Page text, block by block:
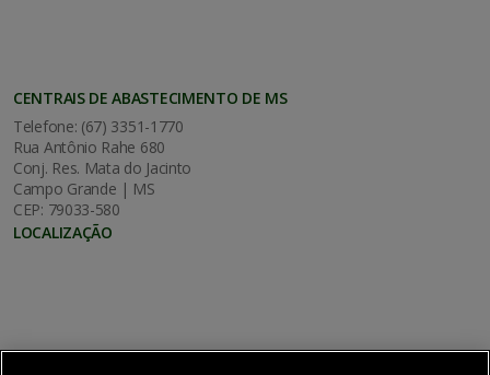
CENTRAIS DE ABASTECIMENTO DE MS
Telefone: (67) 3351-1770
Rua Antônio Rahe 680
Conj. Res. Mata do Jacinto
Campo Grande | MS
CEP: 79033-580
LOCALIZAÇÃO